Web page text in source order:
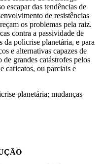
escapar das tendências de
de resistências
os problemas pela raiz.
contra a passividade de
da policrise planetária, e para
e alternativas capazes de
grandes catástrofes pelos
caricatos, ou parciais e
planetária; mudanças